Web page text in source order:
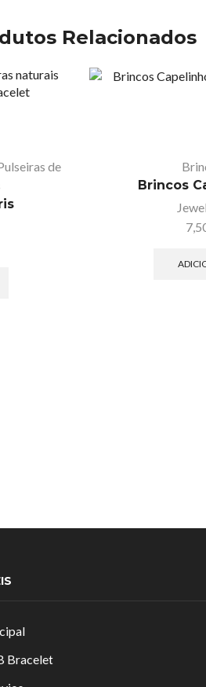
Relacionados
de
Brincos
Bracelet